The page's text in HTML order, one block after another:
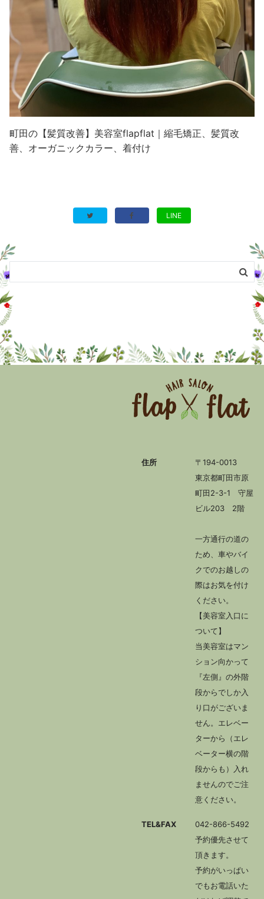
町田の【髪質改善】美容室flapflat｜縮毛矯正、髪質改
善、オーガニックカラー、着付け
LINE
住所
〒194-0013
東京都町田市原
町田2-3-1 守屋
ビル203 2階
一方通行の道の
ため、車やバイ
クでのお越しの
際はお気を付け
ください。
【美容室入口に
ついて】
当美容室はマン
ション向かって
『左側』の外階
段からでしか入
り口がございま
せん。エレベー
ターから（エレ
ベーター横の階
段からも）入れ
ませんのでご注
意ください。
TEL&FAX
042-866-5492
予約優先させて
頂きます。
予約がいっぱい
でもお電話いた